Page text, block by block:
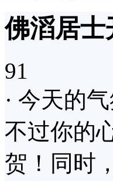
佛滔居士
91
· 今天的
不过你的
贺！同时